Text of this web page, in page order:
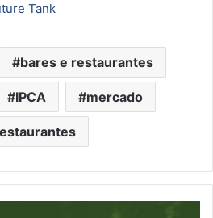
Tank
bares e restaurantes
IPCA mercado